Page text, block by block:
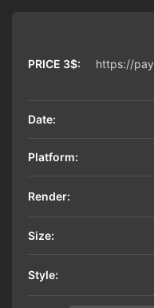
PRICE 3$:
https://
Date:
Platform:
Render:
Size:
Style: